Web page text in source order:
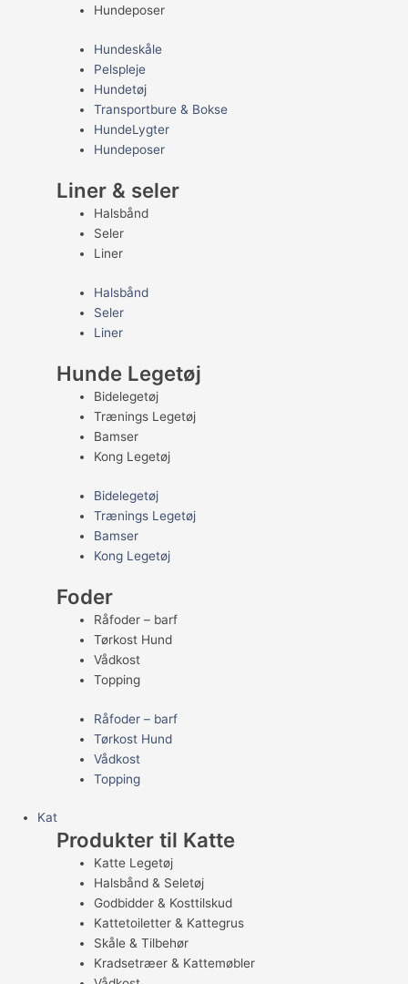
Hundeposer
Hundeskåle
Pelspleje
Hundetøj
Transportbure & Bokse
HundeLygter
Hundeposer
Liner & seler
Halsbånd
Seler
Liner
Halsbånd
Seler
Liner
Hunde Legetøj
Bidelegetøj
Trænings Legetøj
Bamser
Kong Legetøj
Bidelegetøj
Trænings Legetøj
Bamser
Kong Legetøj
Foder
Råfoder – barf
Tørkost Hund
Vådkost
Topping
Råfoder – barf
Tørkost Hund
Vådkost
Topping
Kat
Produkter til Katte
Katte Legetøj
Halsbånd & Seletøj
Godbidder & Kosttilskud
Kattetoiletter & Kattegrus
Skåle & Tilbehør
Kradsetræer & Kattemøbler